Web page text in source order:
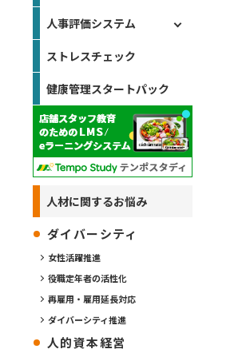
人事評価システム
ストレスチェック
健康管理スタートパック
人材に関するお悩み
ダイバーシティ
女性活躍推進
役職定年者の活性化
再雇用・雇用延長対応
ダイバーシティ推進
人的資本経営